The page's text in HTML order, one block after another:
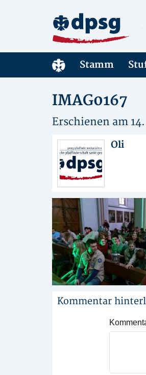
Stamm
IMAG0167
Erschienen am
Oli
Kommentar